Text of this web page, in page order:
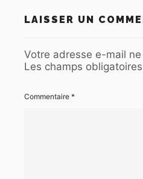
LAISSER UN
Votre adresse e-mail
Les champs
Commentaire *